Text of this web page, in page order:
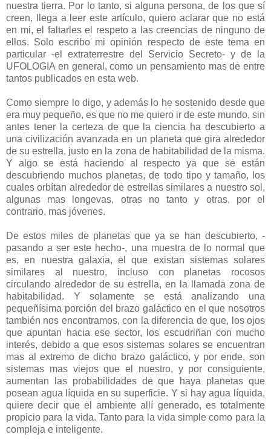
nuestra tierra. Por lo tanto, si alguna persona, de los que sí
creen, llega a leer este artículo, quiero aclarar que no está
en mi, el faltarles el respeto a las creencias de ninguno de
ellos. Solo escribo mi opinión respecto de este tema en
particular -el extraterrestre del Servicio Secreto- y de la
UFOLOGIA en general, como un pensamiento mas de entre
tantos publicados en esta web.
Como siempre lo digo, y además lo he sostenido desde que
era muy pequeño, es que no me quiero ir de este mundo, sin
antes tener la certeza de que la ciencia ha descubierto a
una civilización avanzada en un planeta que gira alrededor
de su estrella, justo en la zona de habitabilidad de la misma.
Y algo se está haciendo al respecto ya que se están
descubriendo muchos planetas, de todo tipo y tamaño, los
cuales orbítan alrededor de estrellas similares a nuestro sol,
algunas mas longevas, otras no tanto y otras, por el
contrario, mas jóvenes.
De estos miles de planetas que ya se han descubierto, -
pasando a ser este hecho-, una muestra de lo normal que
es, en nuestra galaxia, el que existan sistemas solares
similares al nuestro, incluso con planetas rocosos
circulando alrededor de su estrella, en la llamada zona de
habitabilidad. Y solamente se está analizando una
pequeñísima porción del brazo galáctico en el que nosotros
también nos encontramos, con la diferencia de que, los ojos
que apuntan hacia ese sector, los escudriñan con mucho
interés, debido a que esos sistemas solares se encuentran
mas al extremo de dicho brazo galáctico, y por ende, son
sistemas mas viejos que el nuestro, y por consiguiente,
aumentan las probabilidades de que haya planetas que
posean agua líquida en su superficie. Y si hay agua líquida,
quiere decir que el ambiente allí generado, es totalmente
propicio para la vida. Tanto para la vida simple como para la
compleja e inteligente.